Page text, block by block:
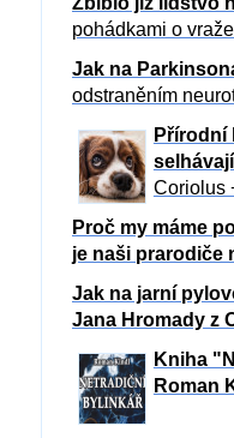
pohádkami o
Jak na
odstraněním
Přírodní
Coriolus
Proč my máme
je naši prarodiče
Jak na jarní
Jana Hromady z
Kniha
Roman